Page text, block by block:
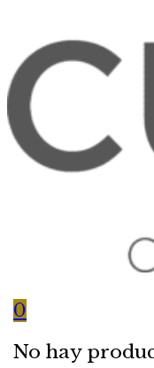
0
No hay